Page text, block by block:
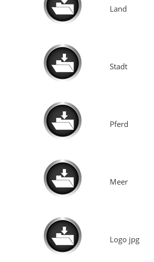
Land
Stadt
Pferd
Meer
Logo jpg